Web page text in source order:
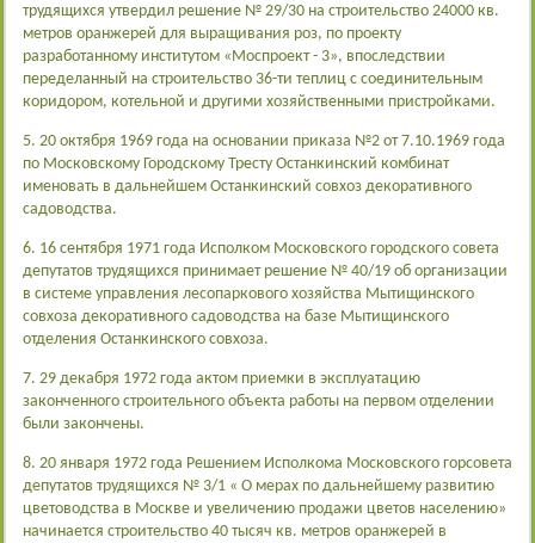
трудящихся утвердил решение № 29/30 на строительство 24000 кв.
метров оранжерей для выращивания роз, по проекту
разработанному институтом «Моспроект - 3», впоследствии
переделанный на строительство 36-ти теплиц с соединительным
коридором, котельной и другими хозяйственными пристройками.
5. 20 октября 1969 года на основании приказа №2 от 7.10.1969 года
по Московскому Городскому Тресту Останкинский комбинат
именовать в дальнейшем Останкинский совхоз декоративного
садоводства.
6. 16 сентября 1971 года Исполком Московского городского совета
депутатов трудящихся принимает решение № 40/19 об организации
в системе управления лесопаркового хозяйства Мытищинского
совхоза декоративного садоводства на базе Мытищинского
отделения Останкинского совхоза.
7. 29 декабря 1972 года актом приемки в эксплуатацию
законченного строительного объекта работы на первом отделении
были закончены.
8. 20 января 1972 года Решением Исполкома Московского горсовета
депутатов трудящихся № 3/1 « О мерах по дальнейшему развитию
цветоводства в Москве и увеличению продажи цветов населению»
начинается строительство 40 тысяч кв. метров оранжерей в